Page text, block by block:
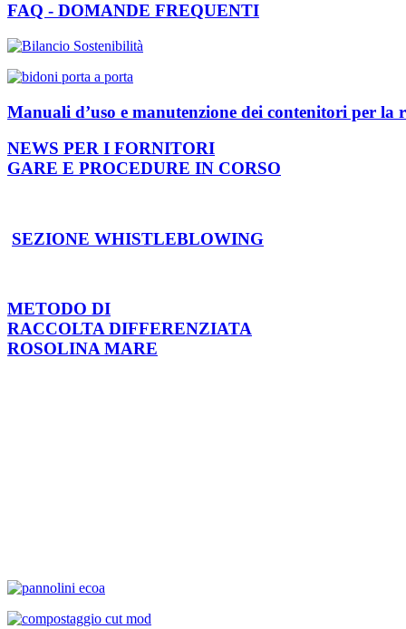
FAQ - DOMANDE FREQUENTI
Manuali d’uso e manutenzione dei contenitori per la
NEWS PER I FORNITORI
GARE E PROCEDURE IN CORSO
SEZIONE WHISTLEBLOWING
METODO DI
RACCOLTA DIFFERENZIATA
ROSOLINA MARE